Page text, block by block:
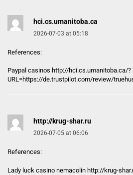
hci.cs.umanitoba.ca
2026-07-03 at 05:18
References:
Paypal casinos http://hci.cs.umanitoba.ca/?
URL=https://de.trustpilot.com/review/
http://krug-shar.ru
2026-07-05 at 06:06
References:
Lady luck casino nemacolin http://krug-